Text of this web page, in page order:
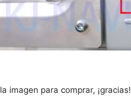
imagen para comprar, ¡gracias!